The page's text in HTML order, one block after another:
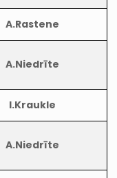
A.Rastene
A.Niedrīte
I.Kraukle
A.Niedrīte